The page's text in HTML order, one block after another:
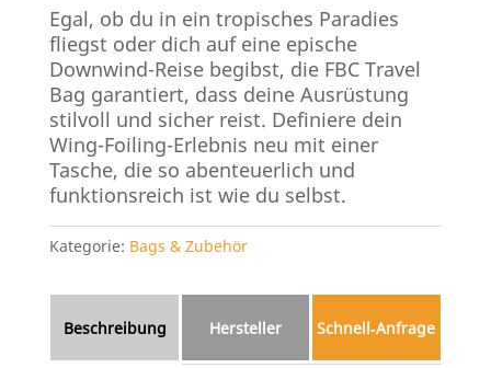
Egal, ob du in ein tropisches Paradies
fliegst oder dich auf eine epische
Downwind-Reise begibst, die FBC Travel
Bag garantiert, dass deine Ausrüstung
stilvoll und sicher reist. Definiere dein
Wing-Foiling-Erlebnis neu mit einer
Tasche, die so abenteuerlich und
funktionsreich ist wie du selbst.
Kategorie: Bags & Zubehör
Beschreibung Hersteller Schnell‑Anfrage